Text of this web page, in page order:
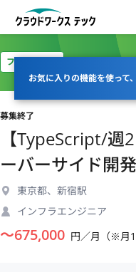
お気に入りの機能を使って
フルリモート
募集終了
【TypeScript/
ーバーサイド開
東京都、新宿駅
インフラエンジニア
〜675,000 円／月（※月